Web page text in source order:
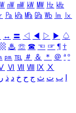
㎻ ㎽ ㎾ ㎿ ㎐ ㎑
㎩ ㎪ ㎫ ㎬ ㏝ ㏐
㏓
↔ 〓 ◁ ◀ ▷ ▶ ♤
♨ ☏ ☎ ☜ ☞ ¶ †
㏘ ℡ ＃ ＆ ＊ ＠ ª º
Ⅵ Ⅶ Ⅷ Ⅸ Ⅹ
ب ت ث ج ح خ د ذ ر